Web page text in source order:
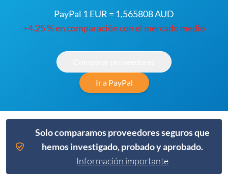
PayPal 1 EUR = 1,565808 AUD
+4.25 % en comparación con el mercado medio
Ir a PayPal
Solo comparamos proveedores seguros que
hemos investigado, probado y aprobado.
Información importante